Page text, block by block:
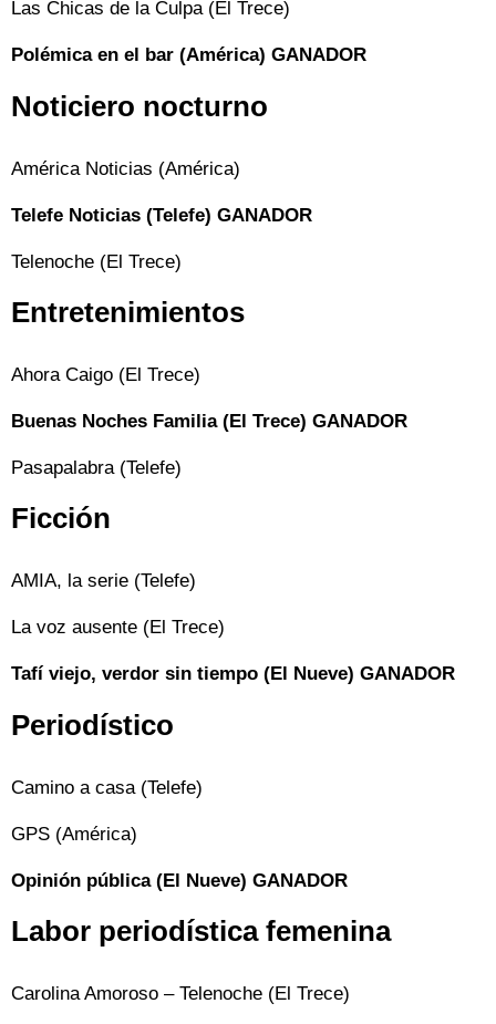
Las Chicas de la Culpa (El Trece)
Polémica en el bar (América) GANADOR
Noticiero nocturno
América Noticias (América)
Telefe Noticias (Telefe) GANADOR
Telenoche (El Trece)
Entretenimientos
Ahora Caigo (El Trece)
Buenas Noches Familia (El Trece) GANADOR
Pasapalabra (Telefe)
Ficción
AMIA, la serie (Telefe)
La voz ausente (El Trece)
Tafí viejo, verdor sin tiempo (El Nueve) GANADOR
Periodístico
Camino a casa (Telefe)
GPS (América)
Opinión pública (El Nueve) GANADOR
Labor periodística femenina
Carolina Amoroso – Telenoche (El Trece)